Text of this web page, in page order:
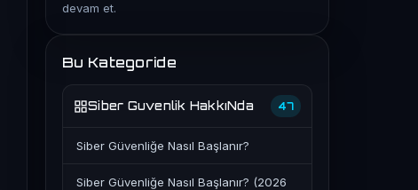
devam et.
Bu Kategoride
Siber Guvenlik HakkıNda 47
Siber Güvenliğe Nasıl Başlanır?
Siber Güvenliğe Nasıl Başlanır? (2026